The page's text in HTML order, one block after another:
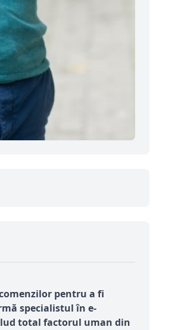
pentru a fi
ă specialistul în e-
total factorul uman din